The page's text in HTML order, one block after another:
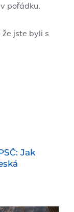
pořádku.
jste byli s
Jak